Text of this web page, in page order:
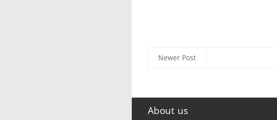
Newer Post
About us